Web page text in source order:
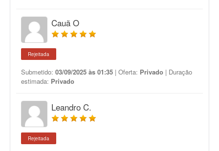
Cauã O
Rejeitada
Submetido: 03/09/2025 às 01:35 | Oferta: Privado | Duração
estimada: Privado
Leandro C.
Rejeitada